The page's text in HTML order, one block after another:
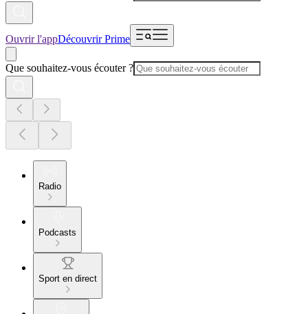
Ouvrir l'appDécouvrir Prime
Que souhaitez-vous écouter ?
Radio
Podcasts
Sport en direct